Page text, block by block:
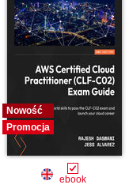
Nowość
Promocja
ebook